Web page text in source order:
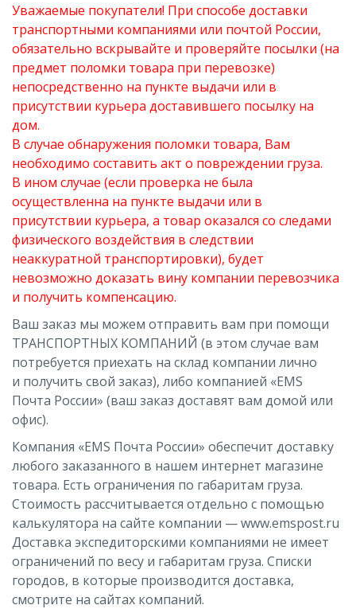
Уважаемые покупатели! При способе доставки
транспортными компаниями или почтой России,
обязательно вскрывайте и проверяйте посылки (на
предмет поломки товара при перевозке)
непосредственно на пункте выдачи или в
присутствии курьера доставившего посылку на
дом.
В случае обнаружения поломки товара, Вам
необходимо составить акт о повреждении груза.
В ином случае (если проверка не была
осуществленна на пункте выдачи или в
присутствии курьера, а товар оказался со следами
физического воздействия в следствии
неаккуратной транспортировки), будет
невозможно доказать вину компании перевозчика
и получить компенсацию.
Ваш заказ мы можем отправить вам при помощи
ТРАНСПОРТНЫХ КОМПАНИЙ (в этом случае вам
потребуется приехать на склад компании лично
и получить свой заказ), либо компанией «EMS
Почта России» (ваш заказ доставят вам домой или
офис).
Компания «EMS Почта России» обеспечит доставку
любого заказанного в нашем интернет магазине
товара. Есть ограничения по габаритам груза.
Стоимость рассчитывается отдельно с помощью
калькулятора на сайте компании — www.emspost.ru
Доставка экспедиторскими компаниями не имеет
ограничений по весу и габаритам груза. Списки
городов, в которые производится доставка,
смотрите на сайтах компаний.